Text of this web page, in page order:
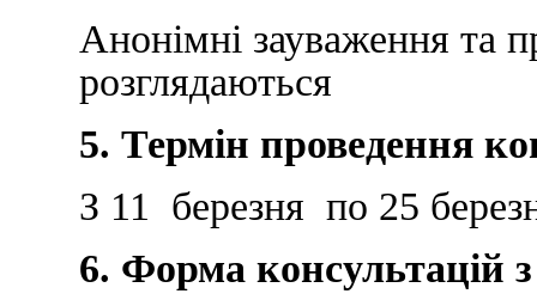
Анонімні зауваження та
розглядаються
5. Термін проведення
З 11 березня по 25
6. Форма консультацій